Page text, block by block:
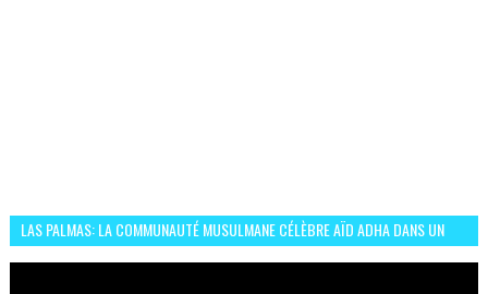
LAS PALMAS: LA COMMUNAUTÉ MUSULMANE CÉLÈBRE AÏD ADHA DANS UN